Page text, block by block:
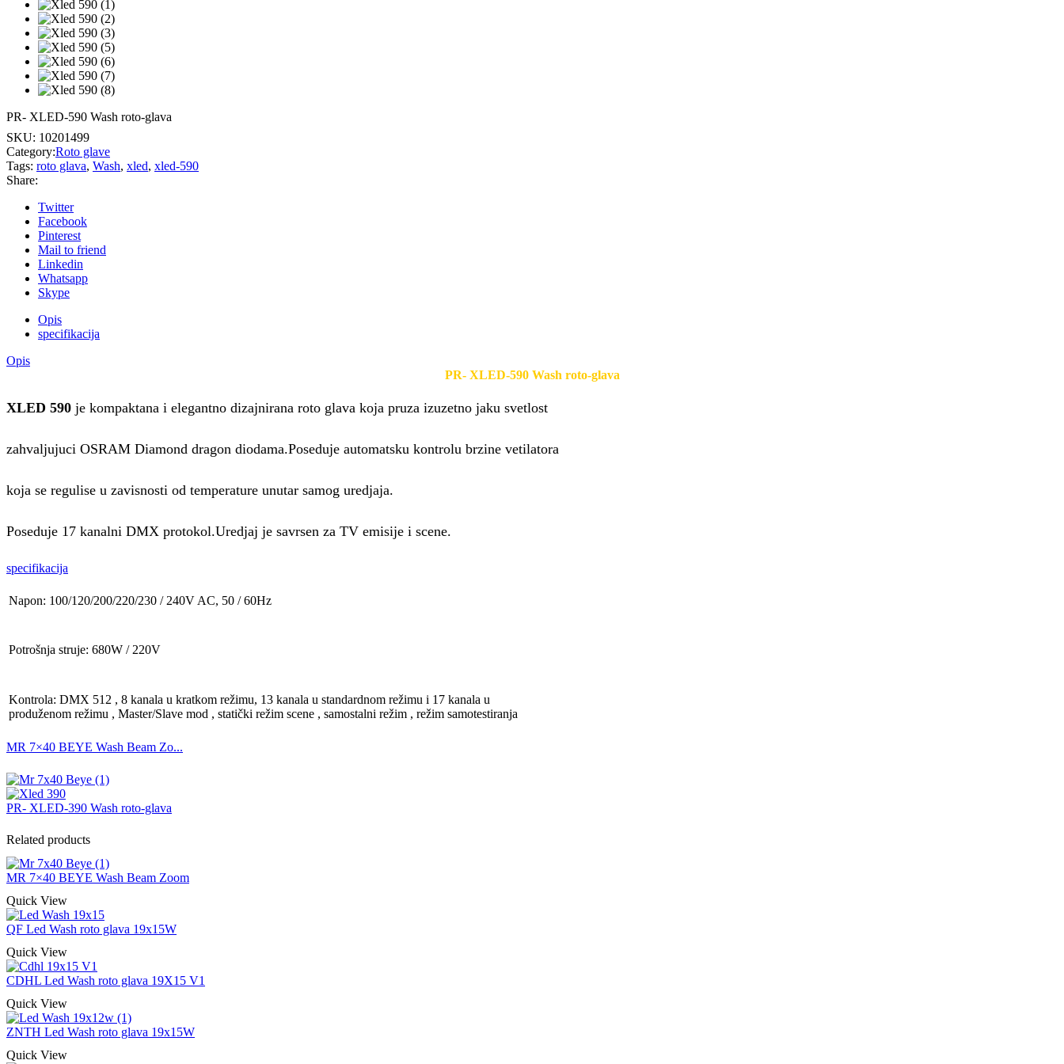
PR- XLED-590 Wash roto-glava
SKU: 10201499
Category:Roto glave
Tags: roto glava, Wash, xled, xled-590
Share:
Twitter
Facebook
Pinterest
Mail to friend
Linkedin
Whatsapp
Skype
Opis
specifikacija
Opis
PR- XLED-590 Wash roto-glava
XLED 590 je kompaktana i elegantno dizajnirana roto glava koja pruza izuzetno jaku svetlost
zahvaljujuci OSRAM Diamond dragon diodama.Poseduje automatsku kontrolu brzine vetilatora
koja se regulise u zavisnosti od temperature unutar samog uredjaja.
Poseduje 17 kanalni DMX protokol.Uredjaj je savrsen za TV emisije i scene.
specifikacija
Napon: 100/120/200/220/230 / 240V AC, 50 / 60Hz
Potrošnja struje: 680W / 220V
Kontrola: DMX 512 , 8 kanala u kratkom režimu, 13 kanala u standardnom režimu i 17 kanala u
produženom režimu , Master/Slave mod , statički režim scene , samostalni režim , režim samotestiranja
MR 7×40 BEYE Wash Beam Zo...
PR- XLED-390 Wash roto-glava
Related products
MR 7×40 BEYE Wash Beam Zoom
Quick View
QF Led Wash roto glava 19x15W
Quick View
CDHL Led Wash roto glava 19X15 V1
Quick View
ZNTH Led Wash roto glava 19x15W
Quick View